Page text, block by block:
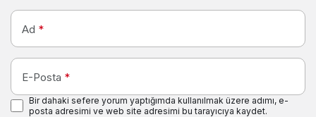
Ad *
E-Posta *
Bir dahaki sefere yorum yaptığımda kullanılmak üzere adımı, e-
posta adresimi ve web site adresimi bu tarayıcıya kaydet.